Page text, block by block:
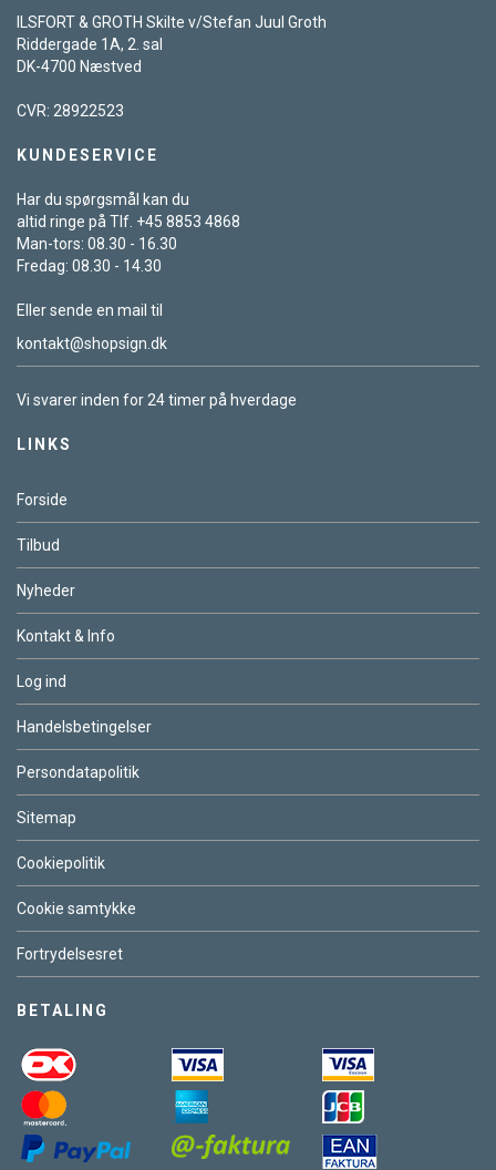
ILSFORT & GROTH Skilte v/Stefan Juul Groth
Riddergade 1A, 2. sal
DK-4700 Næstved
CVR: 28922523
KUNDESERVICE
Har du spørgsmål kan du
altid ringe på Tlf. +45 8853 4868
Man-tors: 08.30 - 16.30
Fredag: 08.30 - 14.30
Eller sende en mail til
kontakt@shopsign.dk
Vi svarer inden for 24 timer på hverdage
LINKS
Forside
Tilbud
Nyheder
Kontakt & Info
Log ind
Handelsbetingelser
Persondatapolitik
Sitemap
Cookiepolitik
Cookie samtykke
Fortrydelsesret
BETALING